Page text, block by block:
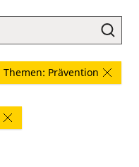
Themen: Prävention